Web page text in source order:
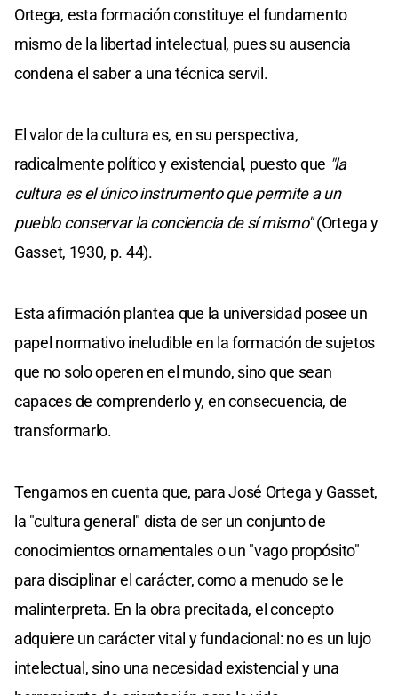
Ortega, esta formación constituye el fundamento
mismo de la libertad intelectual, pues su ausencia
condena el saber a una técnica servil.
El valor de la cultura es, en su perspectiva,
radicalmente político y existencial, puesto que "la
cultura es el único instrumento que permite a un
pueblo conservar la conciencia de sí mismo"(Ortega y
Gasset, 1930, p. 44).
Esta afirmación plantea que la universidad posee un
papel normativo ineludible en la formación de sujetos
que no solo operen en el mundo, sino que sean
capaces de comprenderlo y, en consecuencia, de
transformarlo.
Tengamos en cuenta que, para José Ortega y Gasset,
la "cultura general" dista de ser un conjunto de
conocimientos ornamentales o un "vago propósito"
para disciplinar el carácter, como a menudo se le
malinterpreta. En la obra precitada, el concepto
adquiere un carácter vital y fundacional: no es un lujo
intelectual, sino una necesidad existencial y una